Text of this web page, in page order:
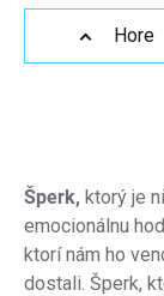
Ovládacie
prvky
Hore
Šperk, ktorý je
emocionálnu
ktorí nám ho
dostali. Šperk,